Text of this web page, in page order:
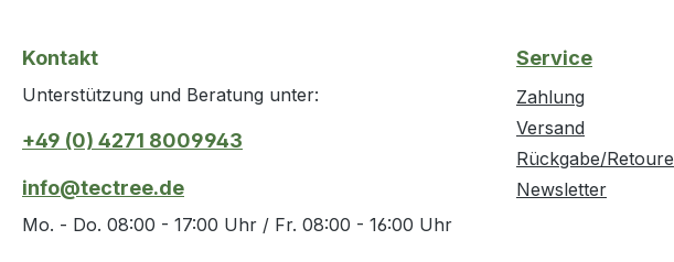
Kontakt
Unterstützung und Beratung unter:
+49 (0) 4271 8009943
info@tectree.de
Mo. - Do. 08:00 - 17:00 Uhr / Fr. 08:00 - 16:00 Uhr
Service
Zahlung
Versand
Rückgabe/Retoure
Newsletter